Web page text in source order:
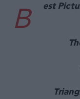
B
est